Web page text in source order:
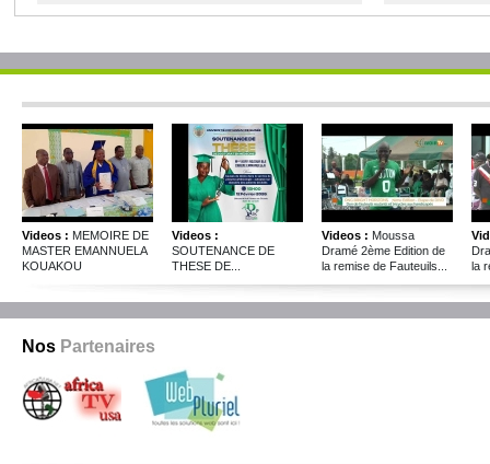
Videos : MEMOIRE DE
MASTER EMANNUELA
KOUAKOU
Videos :
SOUTENANCE DE
THESE DE...
Videos : Moussa
Dramé 2ème Edition de
la remise de Fauteuils...
la
Nos Partenaires